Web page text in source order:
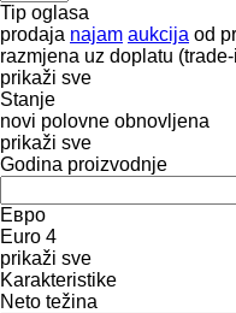
Tip oglasa
prodaja najam aukcija od
razmjena uz doplatu
prikaži sve
Stanje
novi polovne obnovljena
prikaži sve
Godina proizvodnje
Евро
Euro 4
prikaži sve
Karakteristike
Neto težina